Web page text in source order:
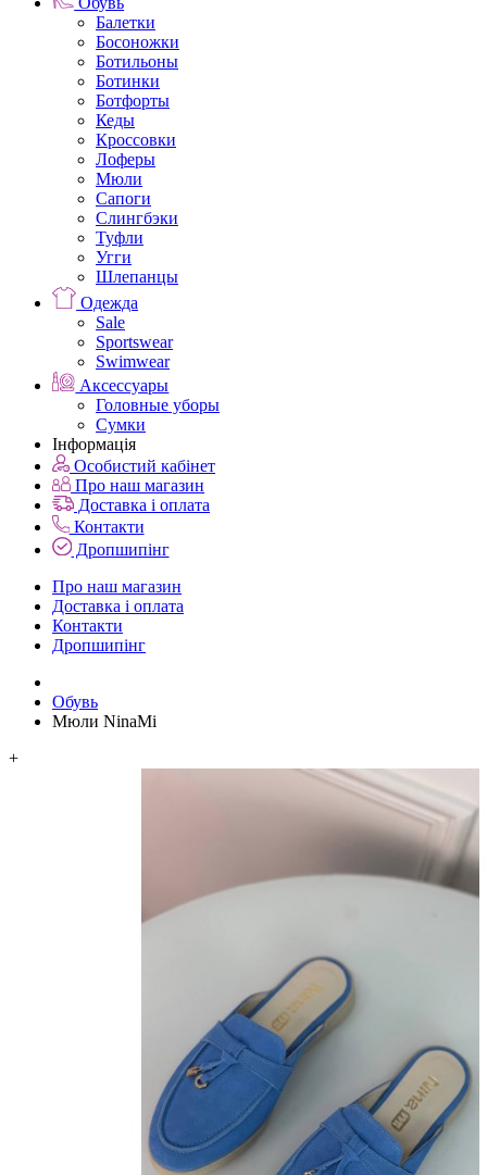
Балетки
Босоножки
Ботильоны
Ботинки
Ботфорты
Кеды
Кроссовки
Лоферы
Мюли
Сапоги
Слингбэки
Туфли
Угги
Шлепанцы
Одежда
Sale
Sportswear
Swimwear
Аксессуары
Головные уборы
Сумки
Інформація
Особистий кабінет
Про наш магазин
Доставка і оплата
Контакти
Дропшипінг
Про наш магазин
Доставка і оплата
Контакти
Дропшипінг
Обувь
Мюли NinaMi
+